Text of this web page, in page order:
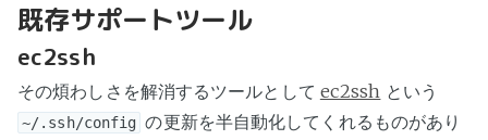
既存サポートツール
ec2ssh
その煩わしさを解消するツールとして ec2ssh という
~/.ssh/config の更新を半自動化してくれるものがあり